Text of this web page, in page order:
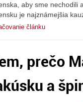
aby sme nechodili
je najznámejšia
článku
prečo
a